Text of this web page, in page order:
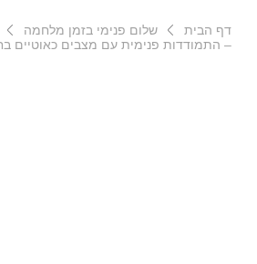
דף הבית שלום פנימי בזמן מלחמה
– התמודדות פנימית עם מצבים כאוטיים